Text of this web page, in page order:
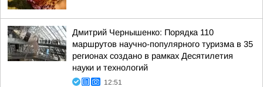
Дмитрий Чернышенко: Порядка 110
маршрутов научно-популярного туризма в 35
регионах создано в рамках Десятилетия
науки и технологий
12:51